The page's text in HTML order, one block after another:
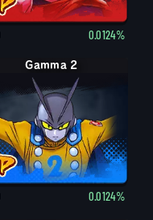
0.0124%
Gamma 2
0.0124%